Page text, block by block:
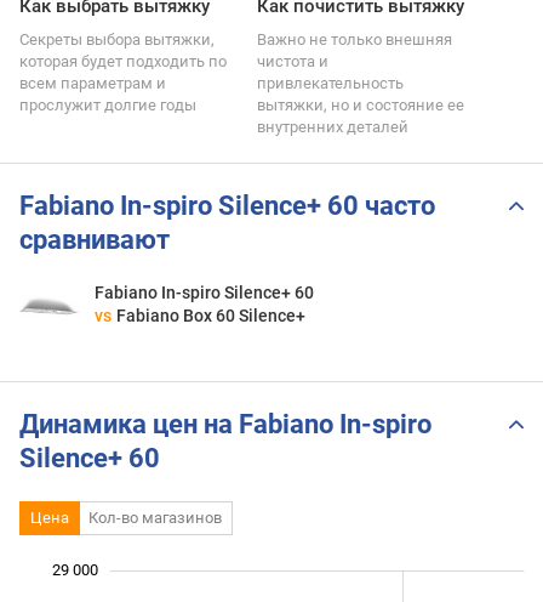
Как выбрать вытяжку
Секреты выбора вытяжки,
которая будет подходить по
всем параметрам и
прослужит долгие годы
Как почистить вытяжку
Важно не только внешняя
чистота и
привлекательность
вытяжки, но и состояние ее
внутренних деталей
Fabiano In-spiro Silence+ 60 часто
сравнивают
Fabiano In-spiro Silence+ 60
vs Fabiano Box 60 Silence+
Динамика цен на Fabiano In-spiro
Silence+ 60
Цена Кол-во магазинов
29 000